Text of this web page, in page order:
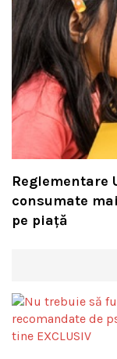
Reglementare
consumate
pe piață